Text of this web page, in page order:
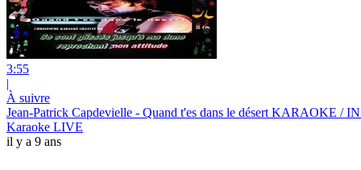
3:55
|
À suivre
Jean-Patrick Capdevielle - Quand t'es dans le désert KARAOKE /
Karaoke LIVE
il y a 9 ans